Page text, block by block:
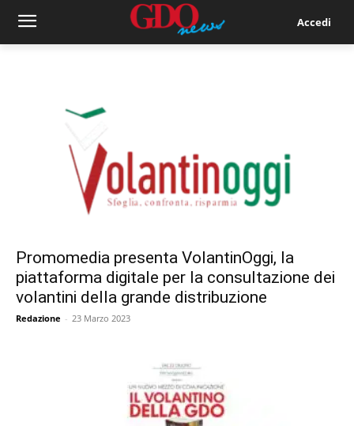
Accedi
Promomedia presenta VolantinOggi, la
piattaforma digitale per la consultazione dei
volantini della grande distribuzione
Redazione - 23 Marzo 2023